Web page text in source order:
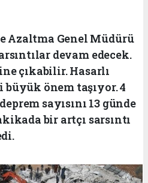
Azaltma Genel Müdürü
devam edecek.
çıkabilir. Hasarlı
önem taşıyor. 4
sayısını 13 günde
bir artçı sarsıntı